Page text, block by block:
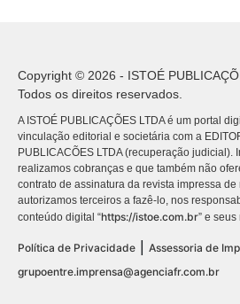
Copyright © 2026 - ISTOÉ
Todos os direitos reservados.
A ISTOÉ PUBLICAÇÕES LTDA é um portal
vinculação editorial e societária com a
PUBLICACÕES LTDA (recuperação judicial).
realizamos cobranças e que também não
contrato de assinatura da revista impressa de
autorizamos terceiros a fazê-lo, nos
conteúdo digital “https://istoe.com.br” e
Política de Privacidade
Assessoria de
grupoentre.imprensa@agenciafr.com.br